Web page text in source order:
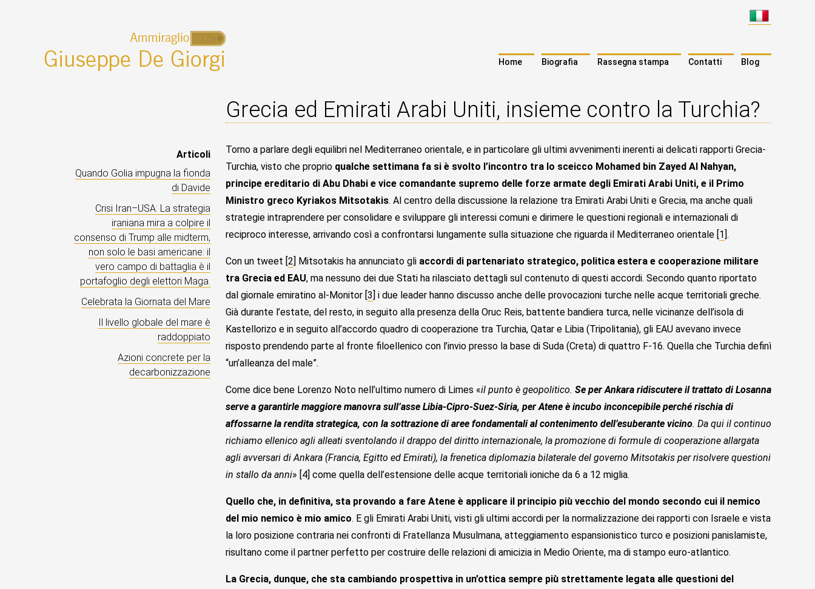
Home Biografia Rassegna stampa Contatti Blog
Articoli
Quando Golia impugna la fionda
di Davide
Crisi Iran–USA: La strategia
iraniana mira a colpire il
consenso di Trump alle midterm,
non solo le basi americane: il
vero campo di battaglia è il
portafoglio degli elettori Maga.
Celebrata la Giornata del Mare
Il livello globale del mare è
raddoppiato
Azioni concrete per la
decarbonizzazione
Grecia ed Emirati Arabi Uniti, insieme contro la Turchia?
Torno a parlare degli equilibri nel Mediterraneo orientale, e in particolare gli ultimi avvenimenti inerenti ai delicati rapporti Grecia-
Turchia, visto che proprio qualche settimana fa si è svolto l’incontro tra lo sceicco Mohamed bin Zayed Al Nahyan,
principe ereditario di Abu Dhabi e vice comandante supremo delle forze armate degli Emirati Arabi Uniti, e il Primo
Ministro greco Kyriakos Mitsotakis. Al centro della discussione la relazione tra Emirati Arabi Uniti e Grecia, ma anche quali
strategie intraprendere per consolidare e sviluppare gli interessi comuni e dirimere le questioni regionali e internazionali di
reciproco interesse, arrivando così a confrontarsi lungamente sulla situazione che riguarda il Mediterraneo orientale [1].
Con un tweet [2] Mitsotakis ha annunciato gli accordi di partenariato strategico, politica estera e cooperazione militare
tra Grecia ed EAU, ma nessuno dei due Stati ha rilasciato dettagli sul contenuto di questi accordi. Secondo quanto riportato
dal giornale emiratino al-Monitor [3] i due leader hanno discusso anche delle provocazioni turche nelle acque territoriali greche.
Già durante l’estate, del resto, in seguito alla presenza della Oruc Reis, battente bandiera turca, nelle vicinanze dell’isola di
Kastellorizo e in seguito all’accordo quadro di cooperazione tra Turchia, Qatar e Libia (Tripolitania), gli EAU avevano invece
risposto prendendo parte al fronte filoellenico con l’invio presso la base di Suda (Creta) di quattro F-16. Quella che Turchia definì
“un’alleanza del male”.
Come dice bene Lorenzo Noto nell’ultimo numero di Limes «il punto è geopolitico. Se per Ankara ridiscutere il trattato di Losanna
serve a garantirle maggiore manovra sull’asse Libia-Cipro-Suez-Siria, per Atene è incubo inconcepibile perché rischia di
affossarne la rendita strategica, con la sottrazione di aree fondamentali al contenimento dell’esuberante vicino. Da qui il continuo
richiamo ellenico agli alleati sventolando il drappo del diritto internazionale, la promozione di formule di cooperazione allargata
agli avversari di Ankara (Francia, Egitto ed Emirati), la frenetica diplomazia bilaterale del governo Mitsotakis per risolvere questioni
in stallo da anni» [4] come quella dell’estensione delle acque territoriali ioniche da 6 a 12 miglia.
Quello che, in definitiva, sta provando a fare Atene è applicare il principio più vecchio del mondo secondo cui il nemico
del mio nemico è mio amico. E gli Emirati Arabi Uniti, visti gli ultimi accordi per la normalizzazione dei rapporti con Israele e vista
la loro posizione contraria nei confronti di Fratellanza Musulmana, atteggiamento espansionistico turco e posizioni panislamiste,
risultano come il partner perfetto per costruire delle relazioni di amicizia in Medio Oriente, ma di stampo euro-atlantico.
La Grecia, dunque, che sta cambiando prospettiva in un’ottica sempre più strettamente legata alle questioni del